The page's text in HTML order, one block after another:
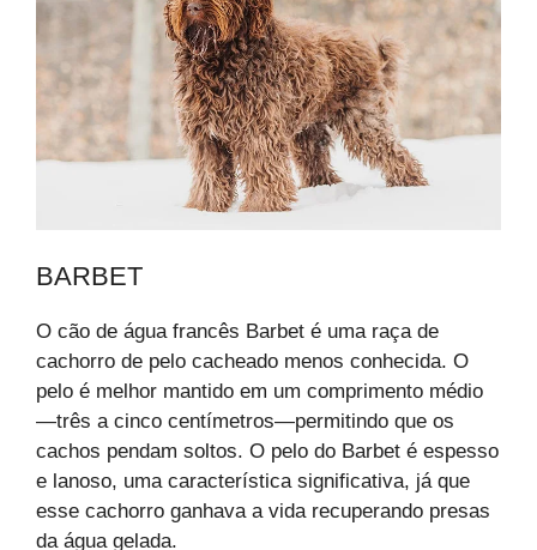
BARBET
O cão de água francês Barbet é uma raça de
cachorro de pelo cacheado menos conhecida. O
pelo é melhor mantido em um comprimento médio
—três a cinco centímetros—permitindo que os
cachos pendam soltos. O pelo do Barbet é espesso
e lanoso, uma característica significativa, já que
esse cachorro ganhava a vida recuperando presas
da água gelada.